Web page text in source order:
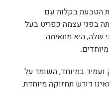
הטבעת בקלות עם
בפני עצמה כפריט בעל
שלה, היא מתאימה
ועמיד במיוחד, השומר על
דורש תחזוקה מיוחדת.